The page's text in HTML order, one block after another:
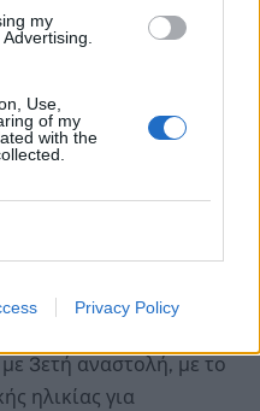
my
Use,
of my
with the
Privacy Policy
αντιποίηση αρχής,
ανηλίκου,
ηλικίας (με
για απλή
με 3ετή αναστολή, με το
ηλικίας για